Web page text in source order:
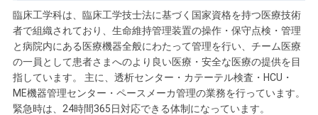
臨床工学科は、臨床工学技士法に基づく国家資格を持つ医療技術
者で組織されており、生命維持管理装置の操作・保守点検・管理
と病院内にある医療機器全般にわたって管理を行い、チーム医療
の一員として患者さまへのより良い医療・安全な医療の提供を目
指しています。 主に、透析センター・カテーテル検査・HCU・
ME機器管理センター・ペースメーカ管理の業務を行っています。
緊急時は、24時間365日対応できる体制になっています。